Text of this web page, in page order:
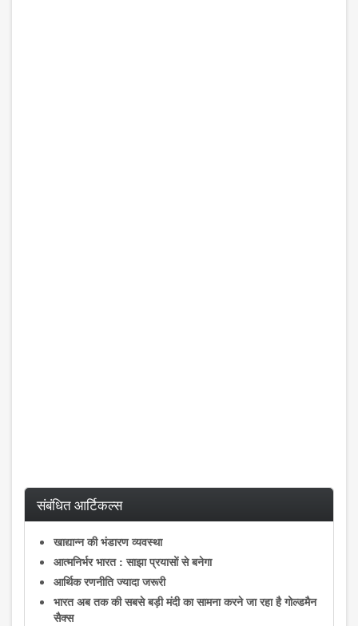
संबंधित आर्टिकल्स
खाद्यान्न की भंडारण व्यवस्था
आत्मनिर्भर भारत : साझा प्रयासों से बनेगा
आर्थिक रणनीति ज्यादा जरूरी
भारत अब तक की सबसे बड़ी मंदी का सामना करने जा रहा है गोल्डमैन
सैक्स